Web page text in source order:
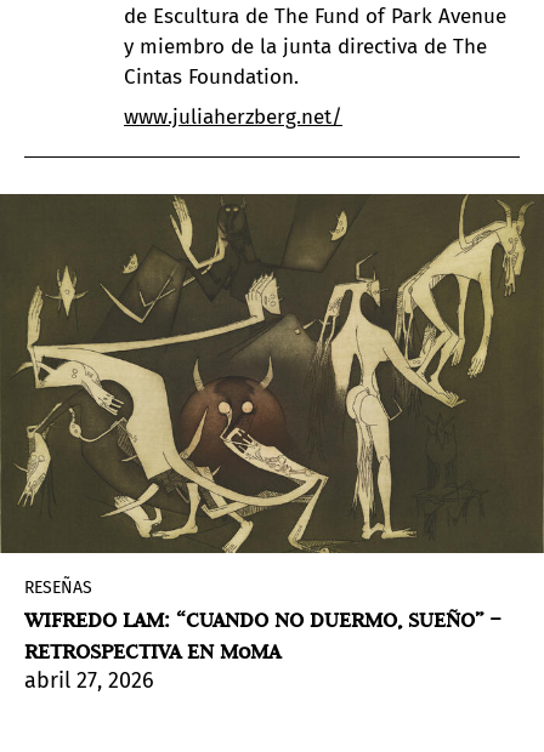
de Escultura de The Fund of Park Avenue
y miembro de la junta directiva de The
Cintas Foundation.
www.juliaherzberg.net/
RESEÑAS
WIFREDO LAM: “CUANDO NO DUERMO, SUEÑO” –
RETROSPECTIVA EN MoMA
abril 27, 2026